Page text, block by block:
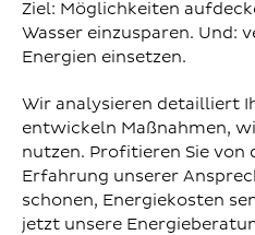
Ziel: Möglichkeiten
Wasser einzusparen. Und:
Energien einsetzen.
Wir analysieren detailliert
entwickeln Maßnahmen,
nutzen. Profitieren Sie von
Erfahrung unserer
schonen, Energiekosten
jetzt unsere